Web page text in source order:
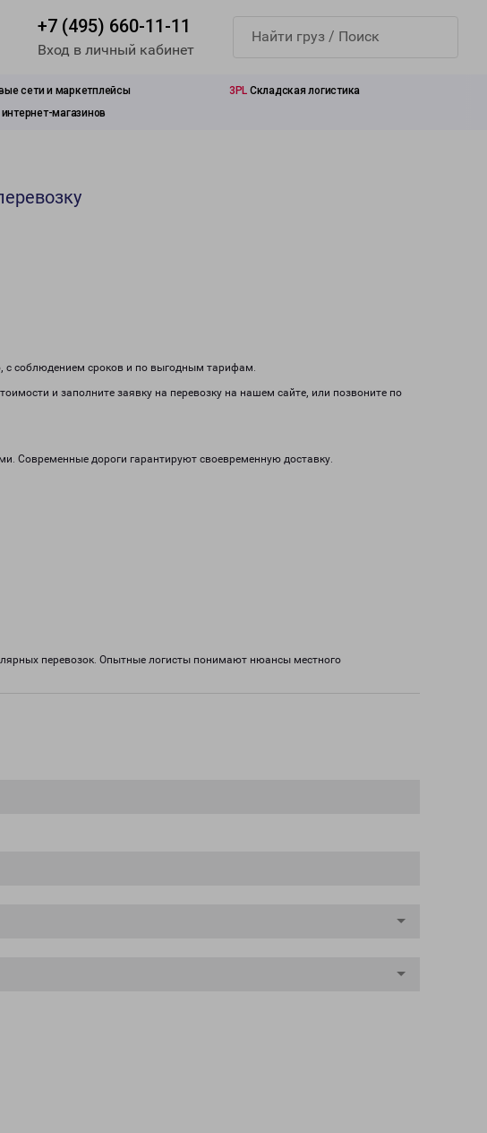
+7 (495) 660-11-11
Вход в личный кабинет
сети и маркетплейсы 3PL Складская логистика
магазинов
с соблюдением сроков и по выгодным тарифам.
и заполните заявку на перевозку на нашем сайте, или позвоните по
Современные дороги гарантируют своевременную доставку.
перевозок. Опытные логисты понимают нюансы местного